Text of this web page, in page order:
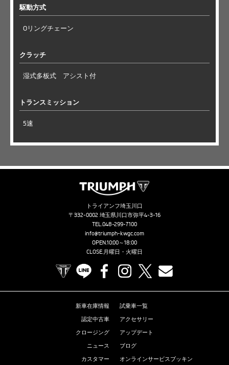
駆動方式
Oリングチェーン
クラッチ
湿式多板式 アシスト付
トランスミッション
5速
トライアンフ埼玉川口
〒332-0002 埼玉県川口市弥平4-3-16
TEL.048-299-7100
info@triumph-kwgc.com
OPEN.10:00～18:00
CLOSE.月曜日・火曜日
TRIUMPH OFFICIAL SITE
LINE FacebookInstagram
新車在庫情報
試乗車一覧
認定中古車
アクセサリー
クロージング
アップデート
ニュース
ブログ
カスタマー
オンラインサービスブッキン